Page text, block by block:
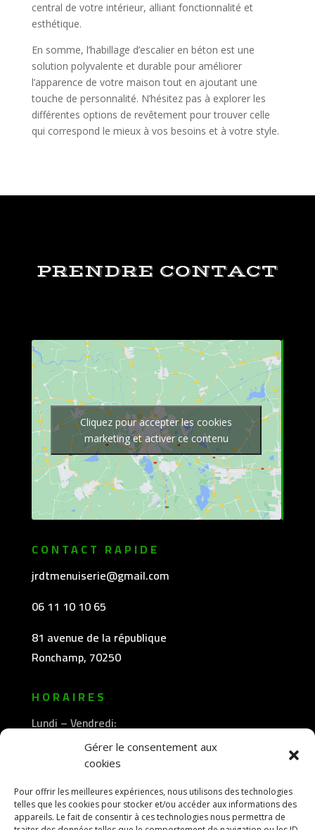
Gérer le consentement aux
cookies
Pour offrir les meilleures expériences, nous utilisons des technologies
telles que les cookies pour stocker et/ou accéder aux informations des
appareils. Le fait de consentir à ces technologies nous permettra de
central de votre intérieur, alliant fonctionnalité et
esthétique.
En somme, l’habillage d’escalier en béton est une
solution polyvalente et durable pour améliorer
l’apparence de votre maison tout en ajoutant une
touche de personnalité. N’hésitez pas à explorer les
différentes options de revêtement pour trouver celle
qui correspond le mieux à vos besoins et à votre style.
PRENDRE CONTACT
Cliquez pour accepter les cookies
marketing et activer ce contenu
CONTACT RAPIDE
jrdtmenuiserie@gmail.com
06 11 10 10 65
81 avenue de la république
Ronchamp, 70250
HORAIRES
Lundi – Vendredi:
8h30 -12h00
—————-
13h30 -18h00